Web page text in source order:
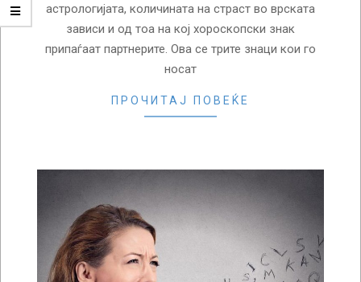
астрологијата, количината на страст во врската
зависи и од тоа на кој хороскопски знак
припаѓаат партнерите. Ова се трите знаци кои го
носат
ПРОЧИТАЈ ПОВЕЌЕ